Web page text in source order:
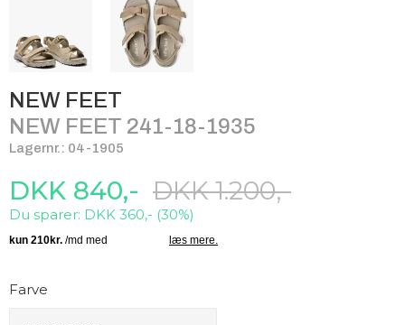
NEW FEET
NEW FEET 241-18-1935
Lagernr.: 04-1905
DKK 1.200,-
Du sparer: DKK 360,- (30%)
DKK 840,-
Farve